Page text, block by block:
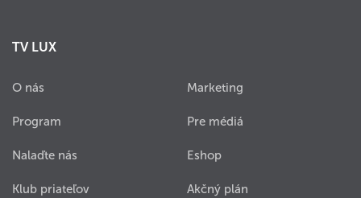
TV LUX
O nás
Program
Nalaďte nás
Klub priateľov
Marketing
Pre médiá
Eshop
Akčný plán